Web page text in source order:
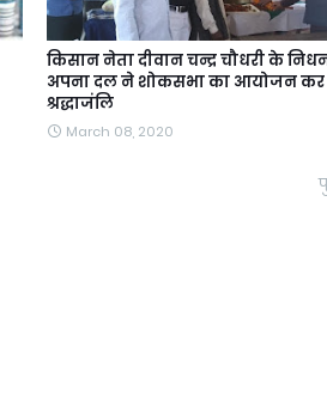
किसान नेता दीवान चन्द्र चौधरी के
अपना दल ने शोकसभा का आयोजन कर
श्रद्धाजंलि
March 08, 2020